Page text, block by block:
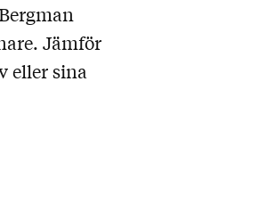
Jämför
eller sina